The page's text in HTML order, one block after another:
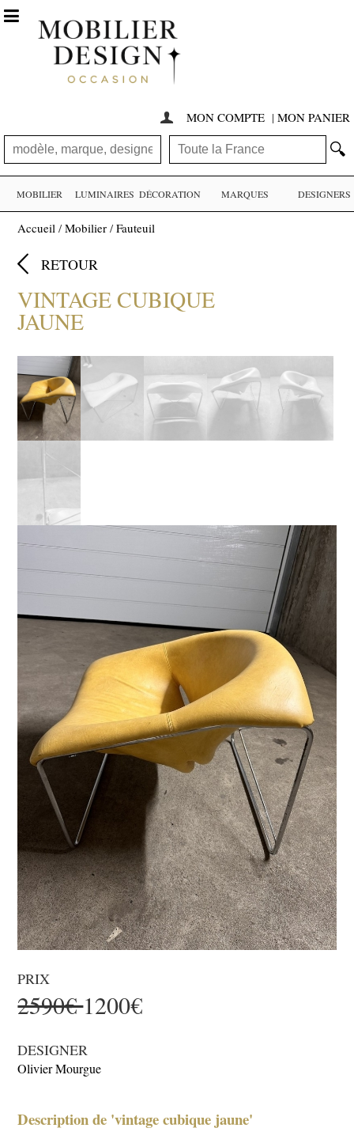
 MON COMPTE | MON PANIER
🔍

MOBILIER LUMINAIRES DÉCORATION MARQUES DESIGNERS
Accueil /Mobilier /Fauteuil
 RETOUR
VINTAGE CUBIQUE
JAUNE
PRIX
2590€1200€
DESIGNER
Olivier Mourgue
Description de 'vintage cubique jaune'